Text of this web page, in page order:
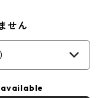
せん